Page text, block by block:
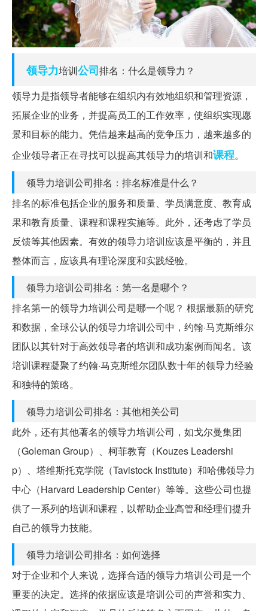
领导力培训公司排名：什么是领导力？
领导力是指领导者能够在组织内有效地组织和管理资源，
拓展企业的业务，并提高员工的工作效率，使组织实现愿
景和目标的能力。凭借越来越高的竞争压力，越来越多的
企业领导者正在寻找可以提高其领导力的培训和课程。
领导力培训公司排名：排名标准是什么？
排名的标准包括企业的服务和质量、学员满意度、教育成
果和教育质量、课程和课程实施等。此外，还考虑了学员
反馈等其他因素。有效的领导力培训应该是平衡的，并且
整体而言，应该具有理论深度和实践经验。
领导力培训公司排名：第一名是哪个？
排名第一的领导力培训公司是哪一个呢？ 根据最新的研究
和数据，全球公认的领导力培训公司中，约翰·马克斯维尔
团队以其针对于高效领导者的培训和成功案例而闻名。该
培训课程凝聚了约翰·马克斯维尔团队数十年的领导力经验
和独特的策略。
领导力培训公司排名：其他相关公司
此外，还有其他著名的领导力培训公司，如戈尔曼集团
（Goleman Group）、柯菲教育（Kouzes Leadershi
p）、塔维斯托克学院（Tavistock Institute）和哈佛领导力
中心（Harvard Leadership Center）等等。这些公司也提
供了一系列的培训和课程，以帮助企业高管和经理们提升
自己的领导力技能。
领导力培训公司排名：如何选择
对于企业和个人来说，选择合适的领导力培训公司是一个
重要的决定。选择的依据应该是培训公司的声誉和实力、